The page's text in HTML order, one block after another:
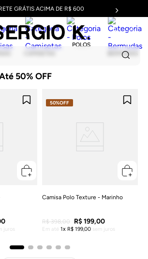
GRÁTIS ACIMA DE R$ 600
POLOS
BERMUDAS
50% OFF
juros
50%OFF
Camisa Polo Texture - Marinho
R$ 398,00 R$199,00
Em até 1 R$ 199,00 sem juros